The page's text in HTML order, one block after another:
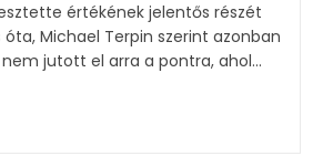
értékének jelentős részét
Michael Terpin szerint azonban
jutott el arra a pontra, ahol...